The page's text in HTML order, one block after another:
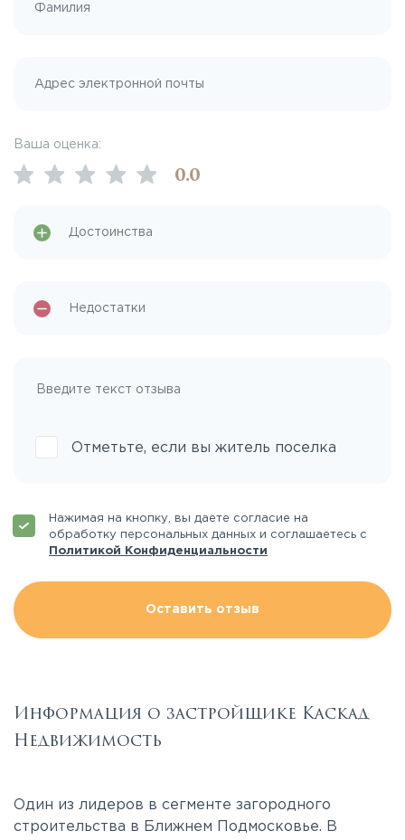
Ваша оценка:
0.0
Отметьте, если вы житель поселка
Нажимая на кнопку, вы даете согласие на
обработку персональных данных и соглашаетесь с
Политикой Конфиденциальности
Оставить отзыв
Информация о застройщике Каскад
Недвижимость
Один из лидеров в сегменте загородного
строительства в Ближнем Подмосковье. В